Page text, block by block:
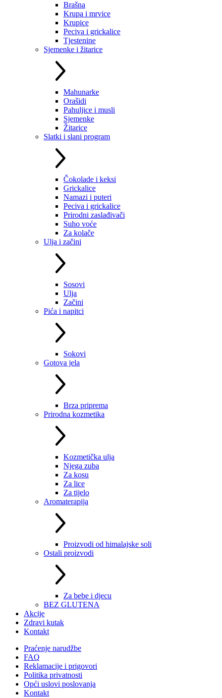
Brašna
Krupa i mrvice
Krupice
Peciva i grickalice
Tjestenine
Sjemenke i žitarice
Mahunarke
Orašidi
Pahuljice i musli
Sjemenke
Žitarice
Slatki i slani program
Čokolade i keksi
Grickalice
Namazi i puteri
Peciva i grickalice
Prirodni zaslađivači
Suho voće
Za kolače
Ulja i začini
Sosovi
Ulja
Začini
Pića i napitci
Sokovi
Gotova jela
Brza priprema
Prirodna kozmetika
Kozmetička ulja
Njega zuba
Za kosu
Za lice
Za tijelo
Aromaterapija
Proizvodi od himalajske soli
Ostali proizvodi
Za bebe i djecu
BEZ GLUTENA
Akcije
Zdravi kutak
Kontakt
Praćenje narudžbe
FAQ
Reklamacije i prigovori
Politika privatnosti
Opći uslovi poslovanja
Kontakt